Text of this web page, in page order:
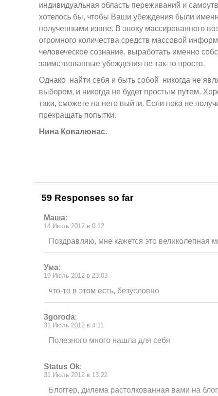
индивидуальная область переживаний и
хотелось бы, чтобы Ваши убеждения были
полученными извне. В эпоху массированного
огромного количества средств массовой
человеческое сознание, выработать именно
заимствованные убеждения не так-то просто.
Однако найти себя и быть собой никогда не
выбором, и никогда не будет простым путем.
таки, сможете на него выйти. Если пока не
прекращать попытки.
Нина Ковалюнас.
59 Responses so far
Маша:
14 Июль 2012 в 0:12
Поздравляю, мне кажется это великолепная
Ума:
19 Июль 2012 в 23:03
что-то в этом есть, безусловно
3goroda:
31 Июль 2012 в 4:11
Полезного много нашла для себя
Status Ok:
31 Июль 2012 в 13:22
Блоггер, дилема растолкованная вами на